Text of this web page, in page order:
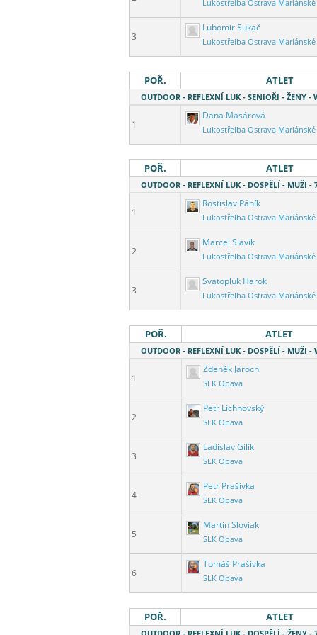
Lukostřelba Ostrava
3
Lubomír Sukač
Lukostřelba Ostrava
POŘ. ATLET
OUTDOOR - REFLEXNÍ LUK - SENIOŘI - ŽENY -
1
Dana Masárová
Lukostřelba Ostrava
POŘ. ATLET
OUTDOOR - REFLEXNÍ LUK - DOSPĚLÍ - MUŽI -
1
Rostislav Páník
Lukostřelba Ostrava
2
Marcel Slavík
Lukostřelba Ostrava
3
Svatopluk Harok
Lukostřelba Ostrava
POŘ. ATLET
OUTDOOR - REFLEXNÍ LUK - DOSPĚLÍ - MUŽI -
1
Zdeněk Jaroch
SLK Opava
2
Petr Lichnovský
SLK Opava
3
Ladislav Gilík
SLK Opava
4
Petr Prašivka
SLK Opava
5
Martin Sloviak
SLK Opava
6
Tomáš Prašivka
SLK Opava
POŘ. ATLET